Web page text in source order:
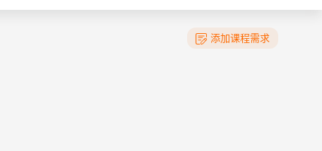
添加课程需求